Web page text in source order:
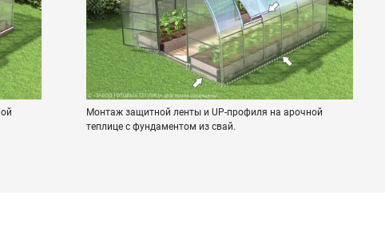
Монтаж защитной ленты и UP-профиля на арочной
теплице с фундаментом из свай.